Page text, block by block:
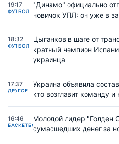
19:17
ФУТБОЛ
"Динамо" официально
новичок УПЛ: он уже в
18:32
ФУТБОЛ
Цыганков в шаге от
кратный чемпион
украинца
17:37
ДРУГОЕ
Украина объявила
кто возглавит команду и
16:46
БАСКЕТБОЛ
Молодой лидер "Голден
сумасшедших денег за